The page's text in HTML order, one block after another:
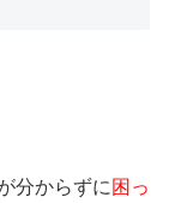
分からずに 困っ